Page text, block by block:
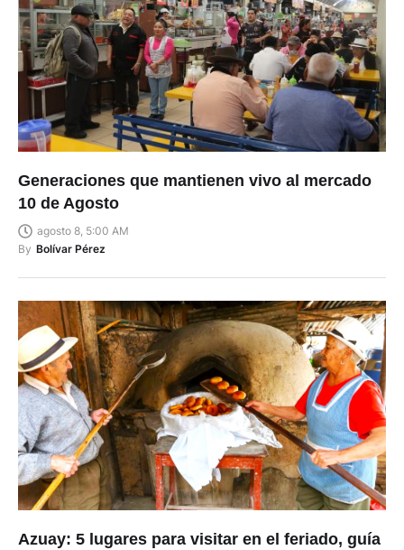
Generaciones que mantienen vivo al mercado
10 de Agosto
agosto 8, 5:00 AM
By Bolívar Pérez
Azuay: 5 lugares para visitar en el feriado, guía